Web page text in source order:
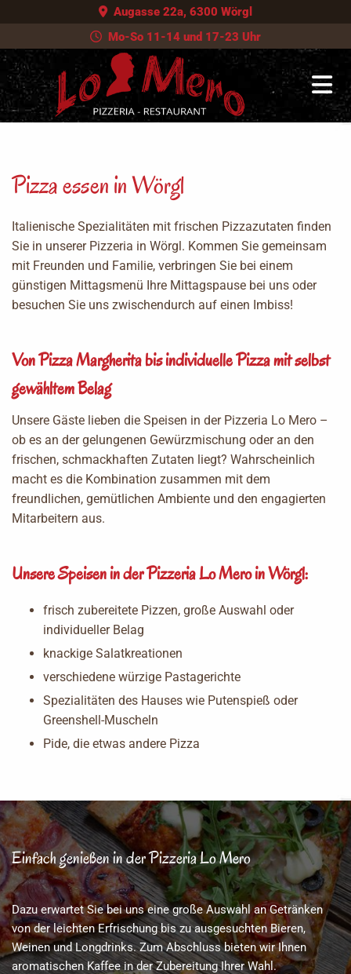
Augasse 22a, 6300 Wörgl
 Mo-So 11-14 und 17-23 Uhr
Pizza essen in Wörgl
Italienische Spezialitäten mit frischen Pizzazutaten finden
Sie in unserer Pizzeria in Wörgl. Kommen Sie gemeinsam
mit Freunden und Familie, verbringen Sie bei einem
günstigen Mittagsmenü Ihre Mittagspause bei uns oder
besuchen Sie uns zwischendurch auf einen Imbiss!
Von Pizza Margherita bis individuelle Pizza mit selbst
gewähltem Belag
Unsere Gäste lieben die Speisen in der Pizzeria Lo Mero –
ob es an der gelungenen Gewürzmischung oder an den
frischen, schmackhaften Zutaten liegt? Wahrscheinlich
macht es die Kombination zusammen mit dem
freundlichen, gemütlichen Ambiente und den engagierten
Mitarbeitern aus.
Unsere Speisen in der Pizzeria Lo Mero in Wörgl:
frisch zubereitete Pizzen, große Auswahl oder
individueller Belag
knackige Salatkreationen
verschiedene würzige Pastagerichte
Spezialitäten des Hauses wie Putenspieß oder
Greenshell-Muscheln
Pide, die etwas andere Pizza
Einfach genießen in der Pizzeria Lo Mero
Dazu erwartet Sie bei uns eine große Auswahl an Getränken
von der leichten Erfrischung bis zu ausgesuchten Bieren,
Weinen und Longdrinks. Zum Abschluss bieten wir Ihnen
aromatischen Kaffee in der Zubereitung Ihrer Wahl.